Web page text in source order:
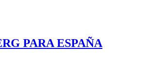
PARA ESPAÑA